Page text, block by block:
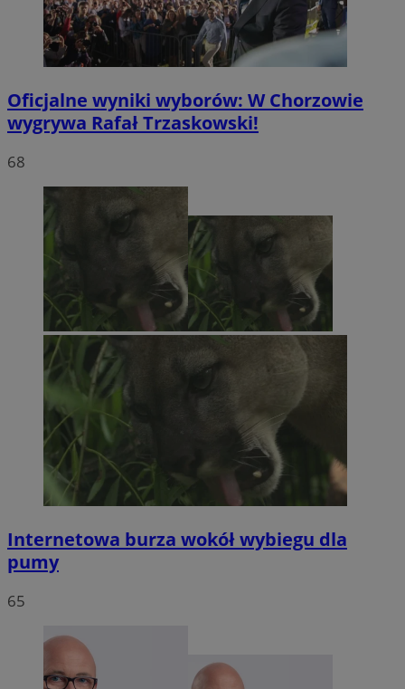
Oficjalne wyniki wyborów: W Chorzowie
wygrywa Rafał Trzaskowski!
68
Internetowa burza wokół wybiegu dla
pumy
65